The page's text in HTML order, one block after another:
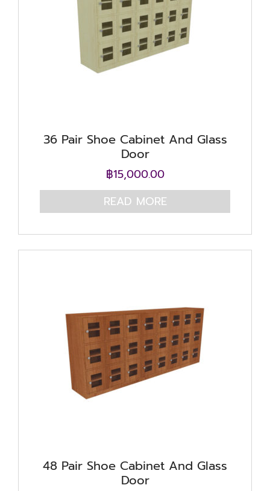
36 Pair Shoe Cabinet And Glass
Door
฿15,000.00
READ MORE
48 Pair Shoe Cabinet And Glass
Door